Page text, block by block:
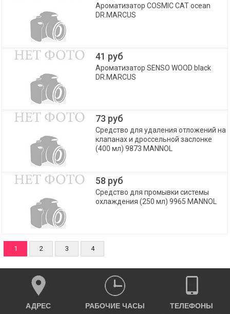
Ароматизатор COSMIC CAT ocean
DR.MARCUS
41 руб
Ароматизатор SENSO WOOD black
DR.MARCUS
73 руб
Средство для удаления отложений на
клапанах и дроссельной заслонке
(400 мл) 9873 MANNOL
58 руб
Средство для промывки системы
охлаждения (250 мл) 9965 MANNOL
1 2 3 4
АДРЕС РАБОЧИЕ ЧАСЫ ТЕЛЕФОНЫ